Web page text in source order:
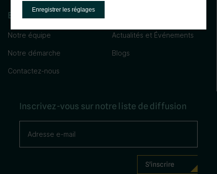
Explorez
Notre équipe
Notre démarche
Contactez-nous
Actualités et Événements
Blogs
Inscrivez-vous sur notre liste de diffusion
Enregistrer les réglages